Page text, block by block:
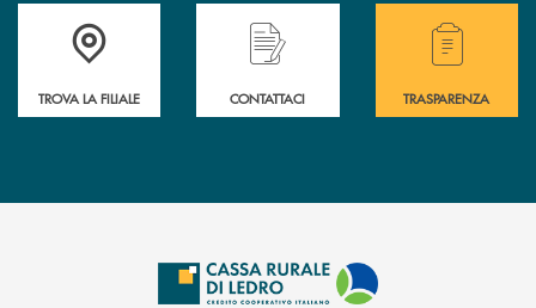
Accedi all' elenco completo delle filiali .
TROVA LA FILIALE
Hai bisogno di assistenza immediata?
CONTATTACI
Hai bisogno di
TRASPARENZA